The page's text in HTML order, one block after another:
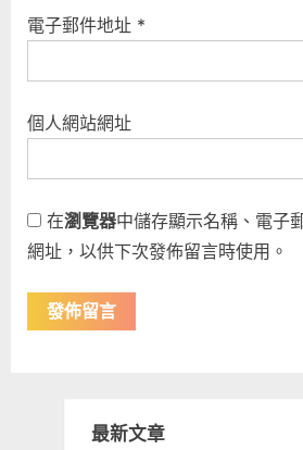
電子郵件地址 *
個人網站網址
在瀏覽器中儲存顯示名稱、電子
網址，以供下次發佈留言時使用。
最新文章